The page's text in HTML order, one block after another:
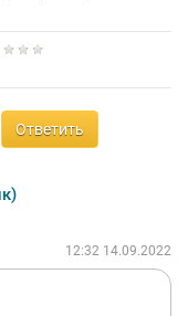
очень понравилось
заполнять анкету. Я
по
след.день, анкета
что мол приезжайте
девушек из
и уже не так
девушки и
стала задавать
к работе
Ответить
12:32 14.09.2022